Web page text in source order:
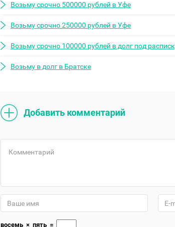
Возьму срочно 500000 рублей в Уфе
Возьму срочно 250000 рублей в Уфе
Возьму срочно 100000 рублей в долг под
Возьму в долг в Братске
Добавить комментарий
восемь × пять =